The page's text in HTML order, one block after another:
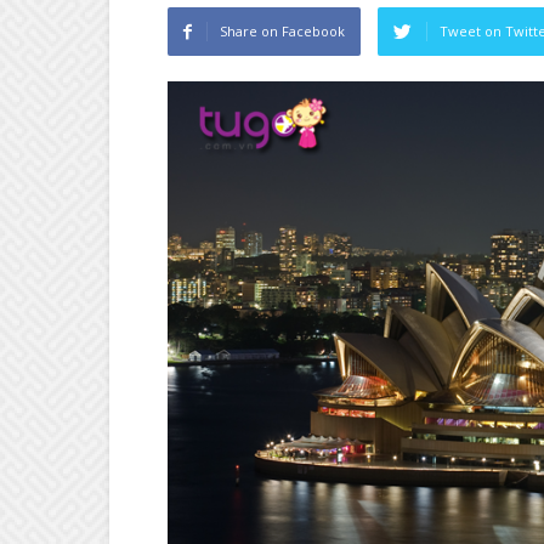
Share on Facebook Tweet on